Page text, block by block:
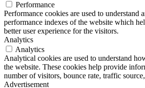
Performance
Performance cookies are used to understand
performance indexes of the website which
better user experience for the visitors.
Analytics
Analytics
Analytical cookies are used to understand
the website. These cookies help provide
number of visitors, bounce rate, traffic
Advertisement